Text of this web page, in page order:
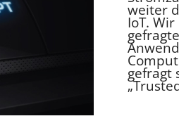
weiter
IoT.
gefragt